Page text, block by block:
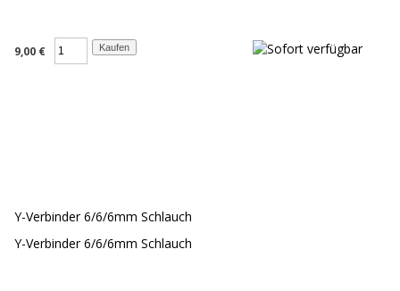
9,00 €
Y-Verbinder 6/6/6mm Schlauch
Y-Verbinder 6/6/6mm Schlauch